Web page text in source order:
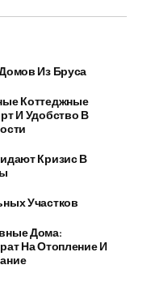
Из Бруса
Коттеджные
И Удобство В
Кризис В
Участков
Дома:
На Отопление И